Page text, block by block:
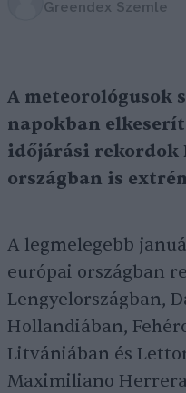
Greendex Szemle
A meteorológusok
napokban
időjárási rekordok
országban is
A legmelegebb
európai országban
Lengyelországban,
Hollandiában,
Litvániában és
Maximiliano